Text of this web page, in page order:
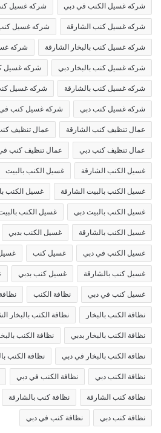
شركه غسيل الكنب في دبي شركه غسيل
شركه غسيل كنب الشارقة شركه غسيل كنب
شركه غسيل كنب بالبخار الشارقة شركه
شركه غسيل كنب بالبخار دبي شركه غسيل
شركه غسيل كنب بالشارقة شركه غسيل
شركه غسيل كنب دبي شركه غسيل كنب
عمال تنظيف كنب الشارقة عمال تنظيف
عمال تنظيف كنب دبي عمال تنظيف كنب
غسيل الكنب الشارقة غسيل الكنب بالبيت
غسيل الكنب بالبيت الشارقة غسيل الكنب
غسيل الكنب بالبيت دبي غسيل الكنب
غسيل الكنب بالشارقة غسيل الكنب بدبي
غسيل الكنب في دبي غسيل كنب
غسيل كنب بالشارقة غسيل كنب بدبي
غسيل كنب في دبي نظافة الكنب
نظافة الكنب بالبخار نظافة الكنب بالبخار
نظافة الكنب بالبخار بدبي نظافة الكنب
نظافة الكنب بالبخار في دبي نظافة الكنب
نظافة الكنب دبي نظافة الكنب في دبي
نظافة كنب الشارقة نظافة كنب بالشارقة
نظافة كنب دبي نظافة كنب في دبي